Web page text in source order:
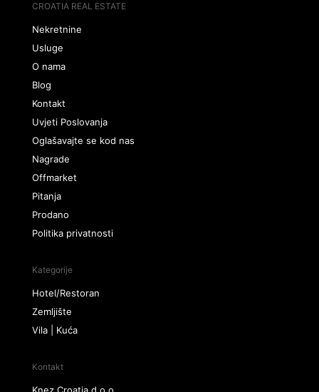
CROATIA REAL ESTATE
Nekretnine
Usluge
O nama
Blog
Kontakt
Uvjeti Poslovanja
Oglašavajte se kod nas
Nagrade
Offmarket
Pitanja
Prodano
Politika privatnosti
Kategorije
Hotel/Restoran
Zemljište
Vila | Kuća
Kontakt